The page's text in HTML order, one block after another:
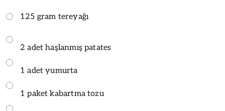
125 gram tereyağı
2 adet haşlanmış patates
1 adet yumurta
1 paket kabartma tozu